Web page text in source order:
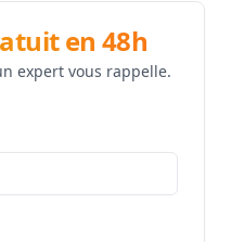
en 48h
expert vous rappelle.